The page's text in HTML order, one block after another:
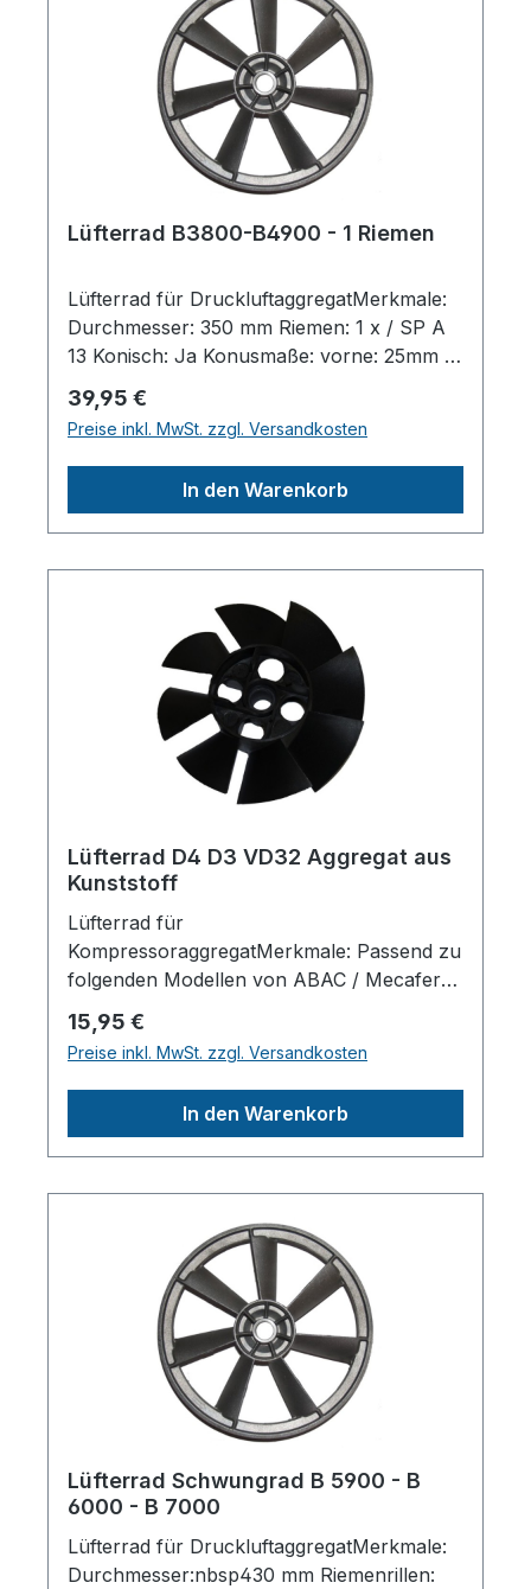
Lüfterrad B3800-B4900 - 1 Riemen
Lüfterrad für DruckluftaggregatMerkmale:
Durchmesser: 350 mm Riemen: 1 x / SP A
13 Konisch: Ja Konusmaße: vorne: 25mm /
Aggregaten von Metabo / ABAC / AGRE
B3800 / B4900Herstellerpro)SALES
GmbH, AEROTEC
KompressorenFerdinand-Porsche-Str. 16,
Regulärer Preis:
39,95 €
Preise inkl. MwSt. zzgl. Versandkosten
In den Warenkorb
Lüfterrad D4 D3 VD32 Aggregat aus
Kunststoff
Lüfterrad für
KompressoraggregatMerkmale: Passend zu
folgenden Modellen von ABAC / Mecafer
261 Außendurchmesser: 145 mm
Innendurchmesser : 15
mmHerstellerpro)SALES GmbH, AEROTEC
KompressorenFerdinand-Porsche-Str. 16,
Regulärer Preis:
15,95 €
Preise inkl. MwSt. zzgl. Versandkosten
In den Warenkorb
Lüfterrad Schwungrad B 5900 - B
6000 - B 7000
Lüfterrad für DruckluftaggregatMerkmale:
Durchmesser:nbsp430 mm Riemenrillen: